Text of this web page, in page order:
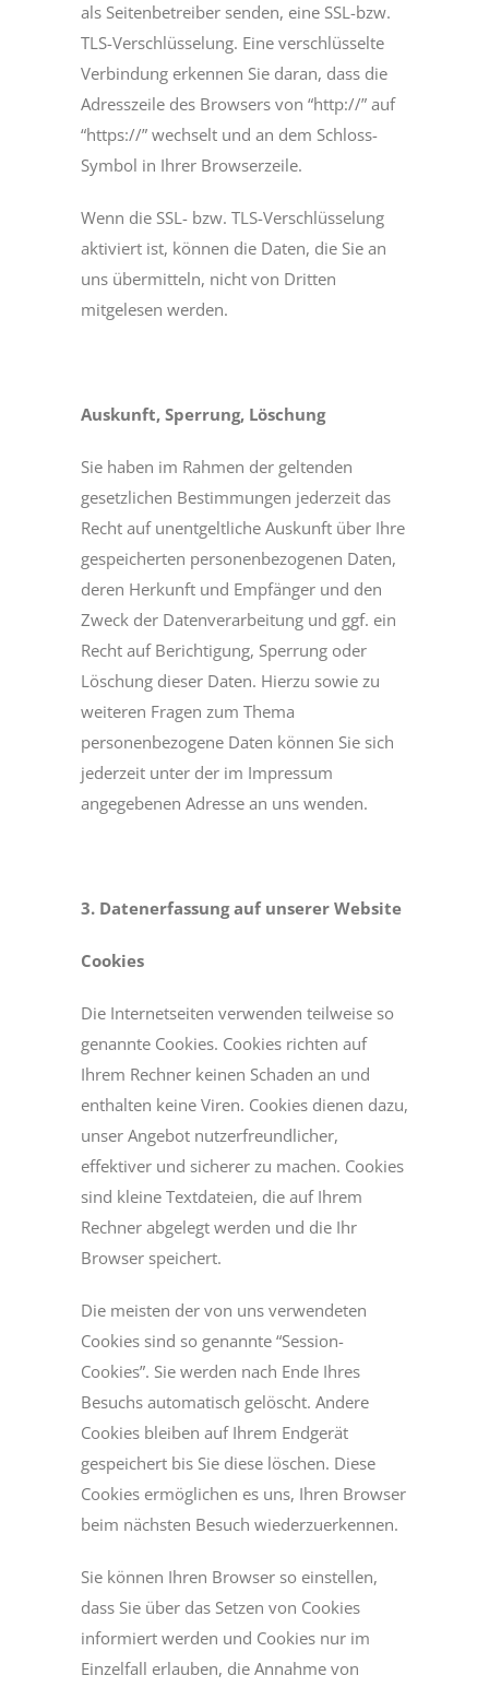
als Seitenbetreiber senden, eine SSL-bzw.
TLS-Verschlüsselung. Eine verschlüsselte
Verbindung erkennen Sie daran, dass die
Adresszeile des Browsers von “http://” auf
“https://” wechselt und an dem Schloss-
Symbol in Ihrer Browserzeile.
Wenn die SSL- bzw. TLS-Verschlüsselung
aktiviert ist, können die Daten, die Sie an
uns übermitteln, nicht von Dritten
mitgelesen werden.
Auskunft, Sperrung, Löschung
Sie haben im Rahmen der geltenden
gesetzlichen Bestimmungen jederzeit das
Recht auf unentgeltliche Auskunft über Ihre
gespeicherten personenbezogenen Daten,
deren Herkunft und Empfänger und den
Zweck der Datenverarbeitung und ggf. ein
Recht auf Berichtigung, Sperrung oder
Löschung dieser Daten. Hierzu sowie zu
weiteren Fragen zum Thema
personenbezogene Daten können Sie sich
jederzeit unter der im Impressum
angegebenen Adresse an uns wenden.
3. Datenerfassung auf unserer Website
Cookies
Die Internetseiten verwenden teilweise so
genannte Cookies. Cookies richten auf
Ihrem Rechner keinen Schaden an und
enthalten keine Viren. Cookies dienen dazu,
unser Angebot nutzerfreundlicher,
effektiver und sicherer zu machen. Cookies
sind kleine Textdateien, die auf Ihrem
Rechner abgelegt werden und die Ihr
Browser speichert.
Die meisten der von uns verwendeten
Cookies sind so genannte “Session-
Cookies”. Sie werden nach Ende Ihres
Besuchs automatisch gelöscht. Andere
Cookies bleiben auf Ihrem Endgerät
gespeichert bis Sie diese löschen. Diese
Cookies ermöglichen es uns, Ihren Browser
beim nächsten Besuch wiederzuerkennen.
Sie können Ihren Browser so einstellen,
dass Sie über das Setzen von Cookies
informiert werden und Cookies nur im
Einzelfall erlauben, die Annahme von